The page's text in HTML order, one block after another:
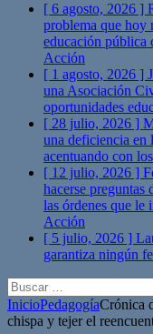
[ 6 agosto, 2026 ]
problema que hoy
educación pública
Acción
[ 1 agosto, 2026 ]
una Asociación
oportunidades
[ 28 julio, 2026 ]
una deficiencia en
acentuando con
[ 12 julio, 2026 ]
hacerse preguntas
las órdenes que le
Acción
[ 5 julio, 2026 ]
garantiza ningún
Buscar:
InicioPedagogíaCrónica
chispa y tejer el